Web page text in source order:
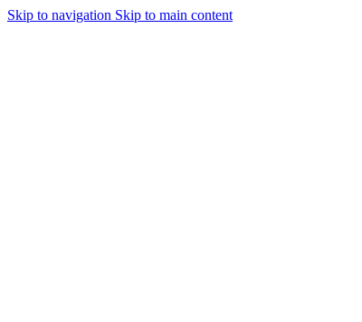
Skip to navigation Skip to main content